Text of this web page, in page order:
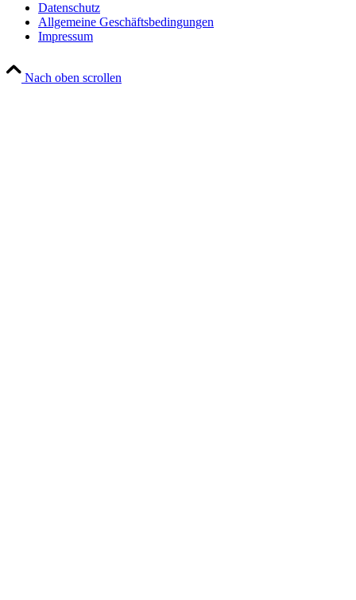
Datenschutz
Allgemeine Geschäftsbedingungen
Impressum
Nach oben scrollen